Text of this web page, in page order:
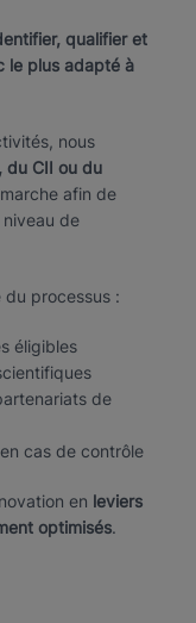
qualifier et
le plus adapté à
nous
du CII ou du
afin de
de
du processus :
éligibles
de
cas de contrôle
en leviers
optimisés.